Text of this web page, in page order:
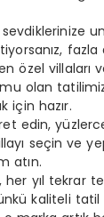
özel villaları
olan
için hazır.
edin,
seçin ve
atın.
her yıl tekrar
kaliteli